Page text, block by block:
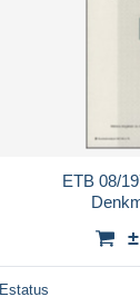
ETB 08/
Estatus